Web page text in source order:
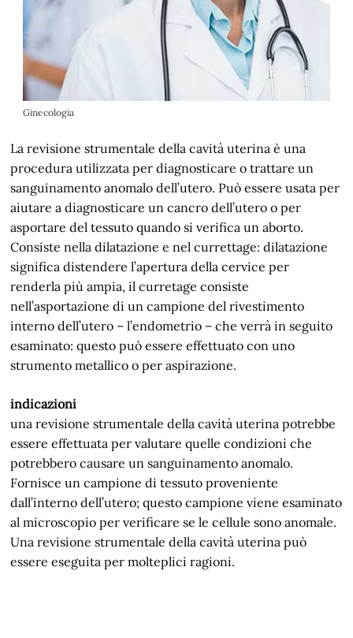
Ginecologia
La revisione strumentale della cavità uterina è una
procedura utilizzata per diagnosticare o trattare un
sanguinamento anomalo dell’utero. Può essere usata per
aiutare a diagnosticare un cancro dell’utero o per
asportare del tessuto quando si verifica un aborto.
Consiste nella dilatazione e nel currettage: dilatazione
significa distendere l’apertura della cervice per
renderla più ampia, il curretage consiste
nell’asportazione di un campione del rivestimento
interno dell’utero – l’endometrio – che verrà in seguito
esaminato: questo può essere effettuato con uno
strumento metallico o per aspirazione.
indicazioni
una revisione strumentale della cavità uterina potrebbe
essere effettuata per valutare quelle condizioni che
potrebbero causare un sanguinamento anomalo.
Fornisce un campione di tessuto proveniente
dall’interno dell’utero; questo campione viene esaminato
al microscopio per verificare se le cellule sono anomale.
Una revisione strumentale della cavità uterina può
essere eseguita per molteplici ragioni.